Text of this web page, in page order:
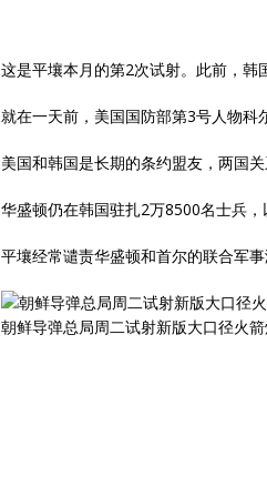
这是平壤本月的第2次试射。此前，韩
就在一天前，美国国防部第3号人物科
美国和韩国是长期的条约盟友，两国
华盛顿仍在韩国驻扎2万8500名士兵，
平壤经常谴责华盛顿和首尔的联合军事
朝鲜导弹总局周二试射新版大口径火